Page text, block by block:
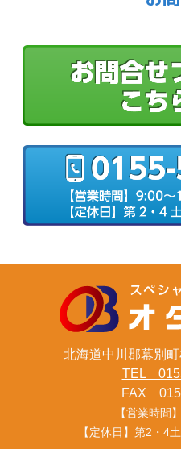
北海道中川郡幕別
TEL
FAX
【営業時間
【定休日】第2・4